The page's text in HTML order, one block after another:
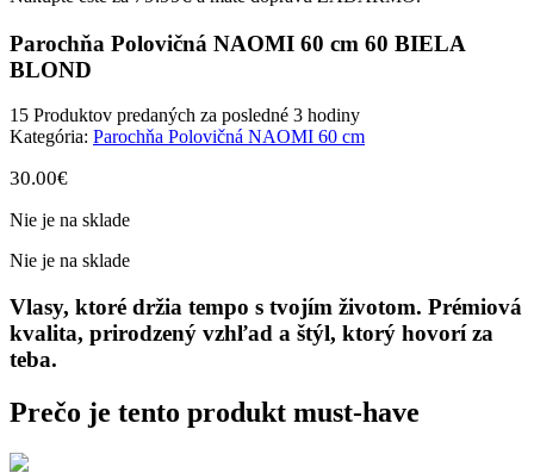
Parochňa Polovičná NAOMI 60 cm 60 BIELA
BLOND
15 Produktov predaných za posledné 3 hodiny
Kategória: Parochňa Polovičná NAOMI 60 cm
30.00€
Nie je na sklade
Nie je na sklade
Vlasy, ktoré držia tempo s tvojím životom. Prémiová
kvalita, prirodzený vzhľad a štýl, ktorý hovorí za
teba.
Prečo je tento produkt must-have